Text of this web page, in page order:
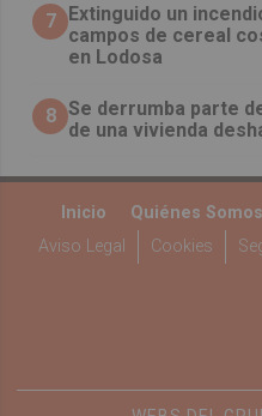
7 Extinguido un
campos de cereal
en Lodosa
8 Se derrumba parte
de una vivienda
Inicio Quiénes Somos
Aviso Legal
Cookies